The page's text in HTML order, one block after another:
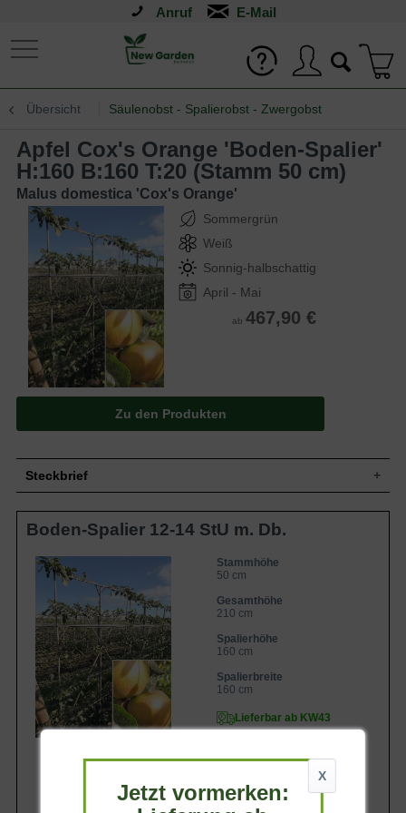
Anruf
Übersicht Säulenobst - Spalierobst - Zwergobst
Apfel Cox's Orange 'Boden-Spalier'
H:160 B:160 T:20 (Stamm 50 cm)
Malus domestica 'Cox's Orange'
Sommergrün
Weiß
Sonnig-halbschattig
April - Mai
ab 467,90 €
Zu den Produkten
Steckbrief
Wuchs
Kleiner Baum, gut verzweigt, breit
aufrecht, bis zu 400 cm hoch und bis zu
Blatt
Sommergrün, eiförmig, am Ende
zugespitzt, gesägter Rand, leicht
glänzend, mittelgrün, bis zu 8 cm lang
Frucht
Grüngelbe Äpfel, sonnenseits streifig bis
flächig karminrot, gelbes Fruchtfleisch,
saftig und süß, klein bis mittelgroß
Blüte
Weiß
Blütezeit
April bis Mai
Rinde
Braun
Wurzeln
Dicht verzweigt
Untergründe
Der Malus domestica 'Cox Orange' (Apfel
Boden-Spalier 12-14 StU m. Db.
Stammhöhe
50 cm
Gesamthöhe
210 cm
Spalierhöhe
160 cm
Spalierbreite
160 cm
Lieferbar ab KW43
X
Jetzt vormerken: